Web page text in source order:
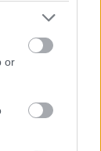
or
uuden